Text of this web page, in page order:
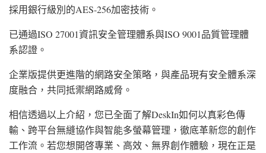
採用銀行級別的AES-256加密技術。
已通過ISO 27001資訊安全管理體系與ISO 9001品質管理體
系認證。
企業版提供更進階的網路安全策略，與產品現有安全體系深
度融合，共同抵禦網路威脅。
相信透過以上介紹，您已全面了解DeskIn如何以真彩色傳
輸、跨平台無縫協作與智能多螢幕管理，徹底革新您的創作
工作流。若您想開啓專業、高效、無界創作體驗，現在正是